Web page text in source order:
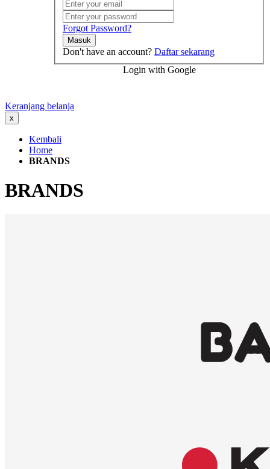
Forgot Password?
Masuk
Don't have an account? Daftar sekarang
Login with Google
Keranjang belanja
x
Kembali
Home
BRANDS
BRANDS